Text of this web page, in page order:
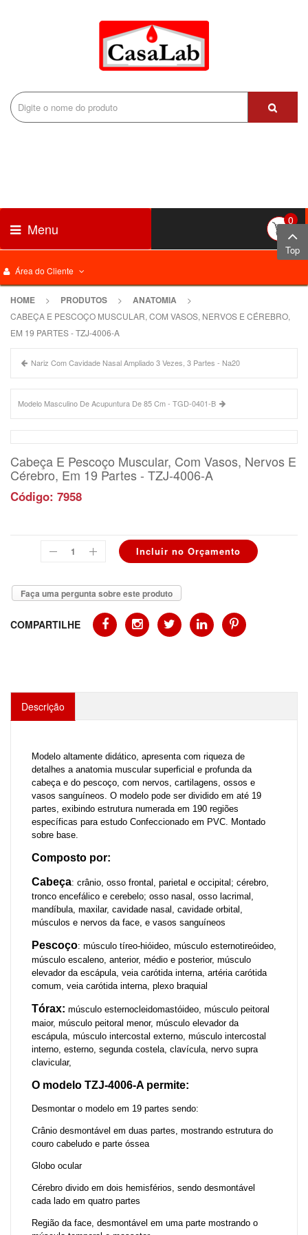
Área do Cliente
Menu 0
HOME > PRODUTOS > ANATOMIA
>
CABEÇA E PESCOÇO MUSCULAR, COM VASOS, NERVOS E CÉREBRO,
EM 19 PARTES - TZJ-4006-A
Nariz Com Cavidade Nasal Ampliado 3 Vezes, 3 Partes - Na20
Modelo Masculino De Acupuntura De 85 Cm - TGD-0401-B
Cabeça E Pescoço Muscular, Com Vasos, Nervos E
Cérebro, Em 19 Partes - TZJ-4006-A
Código: 7958
Faça uma pergunta sobre este produto
COMPARTILHE
Descrição
Modelo altamente didático, apresenta com riqueza de
detalhes a anatomia muscular superficial e profunda da
cabeça e do pescoço, com nervos, cartilagens, ossos e
vasos sanguíneos. O modelo pode ser dividido em até 19
partes, exibindo estrutura numerada em 190 regiões
específicas para estudo Confeccionado em PVC. Montado
sobre base.
Composto por:
Cabeça: crânio, osso frontal, parietal e occipital; cérebro,
tronco encefálico e cerebelo; osso nasal, osso lacrimal,
mandíbula, maxilar, cavidade nasal, cavidade orbital,
músculos e nervos da face, e vasos sanguíneos
Pescoço: músculo tíreo-hióideo, músculo esternotireóideo,
músculo escaleno, anterior, médio e posterior, músculo
elevador da escápula, veia carótida interna, artéria carótida
comum, veia carótida interna, plexo braquial
Tórax: músculo esternocleidomastóideo, músculo peitoral
maior, músculo peitoral menor, músculo elevador da
escápula, músculo intercostal externo, músculo intercostal
interno, esterno, segunda costela, clavícula, nervo supra
clavicular,
O modelo TZJ-4006-A permite:
Desmontar o modelo em 19 partes sendo:
Crânio desmontável em duas partes, mostrando estrutura do
couro cabeludo e parte óssea
Globo ocular
Cérebro divido em dois hemisférios, sendo desmontável
cada lado em quatro partes
Região da face, desmontável em uma parte mostrando o
Top